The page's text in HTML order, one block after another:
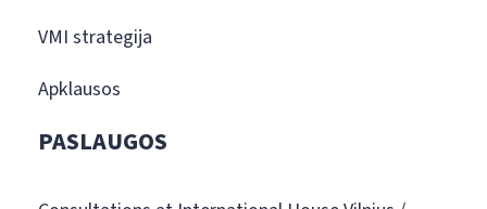
VMI strategija
Apklausos
PASLAUGOS